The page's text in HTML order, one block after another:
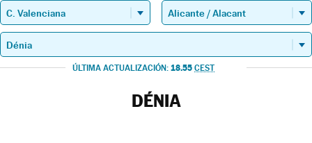
ÚLTIMA ACTUALIZACIÓN: 18.55 CEST
DÉNIA